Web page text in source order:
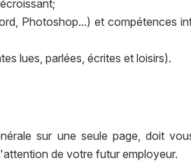
Photoshop...) et compétences
lues, parlées, écrites et loisirs).
sur une seule page, doit
de votre futur employeur.